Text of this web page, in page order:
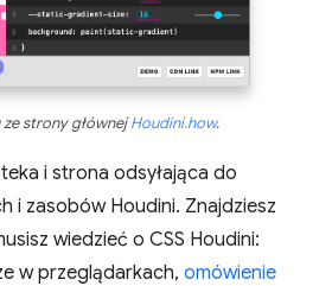
ze strony głównejHoudini.how.
i strona odsyłająca do
i zasobów Houdini. Znajdziesz
wiedzieć o CSS Houdini:
w przeglądarkach, omówienie